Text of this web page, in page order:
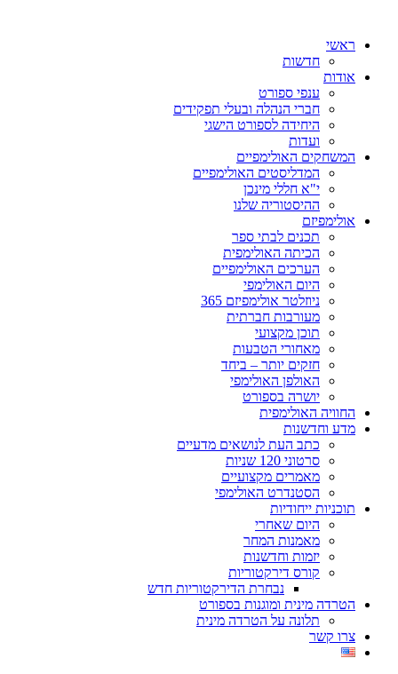
ראשי
חדשות
אודות
ענפי ספורט
חברי הנהלה ובעלי תפקידים
היחידה לספורט הישגי
ועדות
המשחקים האולימפיים
המדליסטים האולימפיים
י"א חללי מינכן
ההיסטוריה שלנו
אולימפיזם
תכנים לבתי ספר
הכיתה האולימפית
הערכים האולימפיים
היום האולימפי
ניוזלטר אולימפיזם 365
מעורבות חברתית
תוכן מקצועי
מאחורי הטבעות
חזקים יותר – ביחד
האולפן האולימפי
יושרה בספורט
החוויה האולימפית
מדע וחדשנות
כתב העת לנושאים מדעיים
סרטוני 120 שניות
מאמרים מקצועיים
הסטנדרט האולימפי
תוכניות ייחודיות
היום שאחרי
מאמנות המחר
יזמות וחדשנות
קורס דירקטוריות
נבחרת הדירקטוריות חדש
הטרדה מינית ומוגנות בספורט
תלונה על הטרדה מינית
צרו קשר